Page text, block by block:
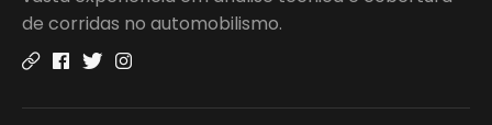
de corridas no automobilismo.